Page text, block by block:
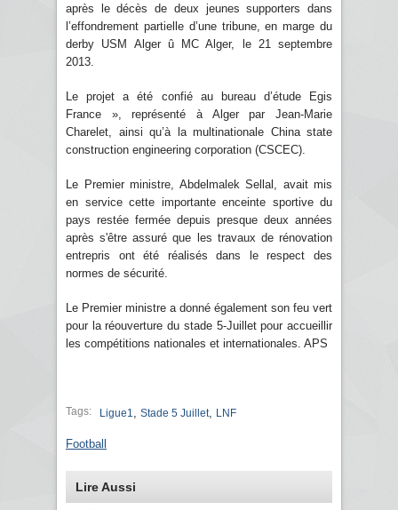
après le décès de deux jeunes supporters dans
l’effondrement partielle d’une tribune, en marge du
derby USM Alger û MC Alger, le 21 septembre
2013.
Le projet a été confié au bureau d’étude Egis
France », représenté à Alger par Jean-Marie
Charelet, ainsi qu’à la multinationale China state
construction engineering corporation (CSCEC).
Le Premier ministre, Abdelmalek Sellal, avait mis
en service cette importante enceinte sportive du
pays restée fermée depuis presque deux années
après s'être assuré que les travaux de rénovation
entrepris ont été réalisés dans le respect des
normes de sécurité.
Le Premier ministre a donné également son feu vert
pour la réouverture du stade 5-Juillet pour accueillir
les compétitions nationales et internationales. APS
Tags: Ligue1 Stade 5 Juillet, LNF
Football
Lire Aussi